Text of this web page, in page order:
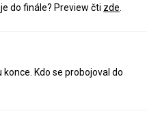
do finále? Preview čti zde
Kdo se probojoval do